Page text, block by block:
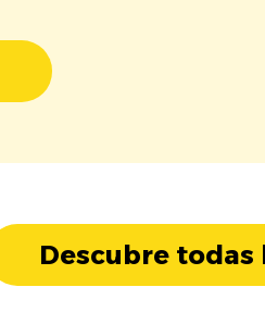
Descubre todas